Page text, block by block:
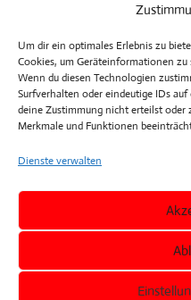
Um dir ein optimales Erlebnis zu
Cookies, um Geräteinformationen
Wenn du diesen Technologien
Surfverhalten oder eindeutige IDs
deine Zustimmung nicht erteilst
Merkmale und Funktionen
Dienste verwalten